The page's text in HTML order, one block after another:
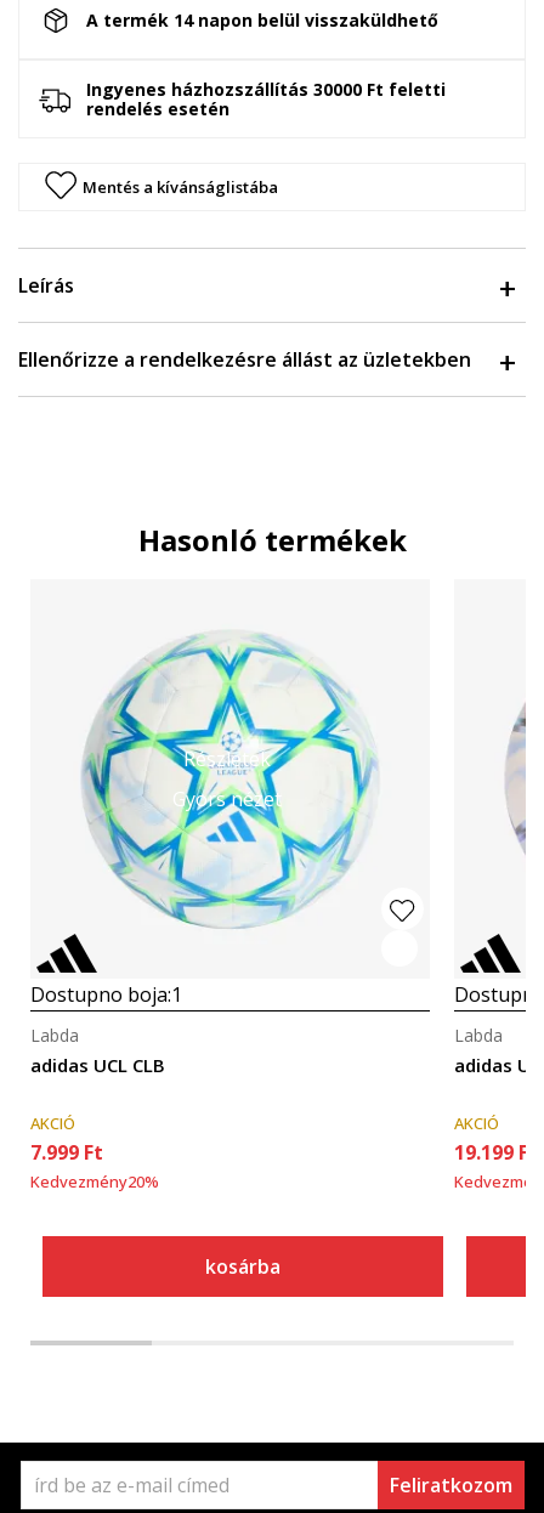
A termék 14 napon belül visszaküldhető
Ingyenes házhozszállítás 30000 Ft feletti
rendelés esetén
Mentés a kívánságlistába
Leírás
Ellenőrizze a rendelkezésre állást az üzletekben
Hasonló termékek
Részletek
Gyors nézet
Dostupno boja:1
adidas UCL CLB
Labda
AKCIÓ
7.999 Ft
Kedvezmény20%
kosárba
adidas
Labda
AKCIÓ
19.199 Ft
Feliratkozom